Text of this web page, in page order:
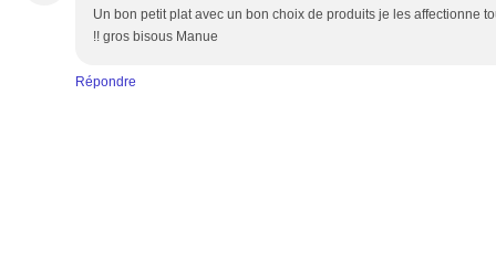
Un bon petit plat avec un bon choix de produits je les affectionne
!! gros bisous Manue
Répondre